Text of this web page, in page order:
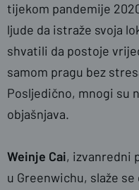
tijekom pandemije
ljude da istraže svoja
shvatili da postoje
samom pragu bez
Posljedično, mnogi su
objašnjava.
Weinje Cai, izvanredni
u Greenwichu, slaže